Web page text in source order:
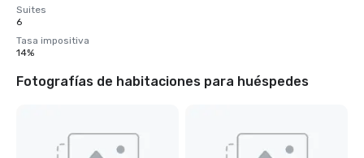
Suites
6
Tasa impositiva
14%
Fotografías de habitaciones para huéspedes